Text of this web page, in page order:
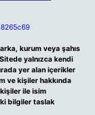
kurum veya şahıs
yalnızca kendi
yer alan içerikler
ve kişiler hakkında
ile isim
bilgiler taslak